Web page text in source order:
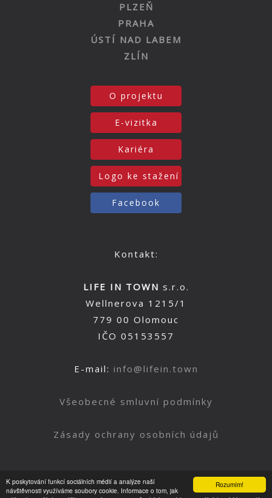
Rozumím!
K poskytování funkcí sociálních médií a analýze naší
návštěvnosti využíváme soubory cookie. Informace o tom, jak
PLZEŇ
PRAHA
ÚSTÍ NAD LABEM
ZLÍN
O projektu
E-vizitka
Kariéra
Logo ke stažení
Facebook
Kontakt:
LIFE IN TOWN s.r.o.
Wellnerova 1215/1
779 00 Olomouc
IČO 05153557
E-mail: info@lifein.town
Všeobecné smluvní podmínky
Zásady ochrany osobních údajů
Nahoru